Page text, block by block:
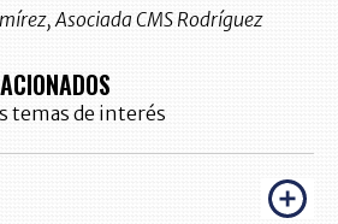
Asociada CMS Rodríguez
temas de interés